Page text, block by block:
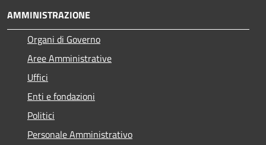
AMMINISTRAZIONE
Organi di Governo
Aree Amministrative
Uffici
Enti e fondazioni
Politici
Personale Amministrativo